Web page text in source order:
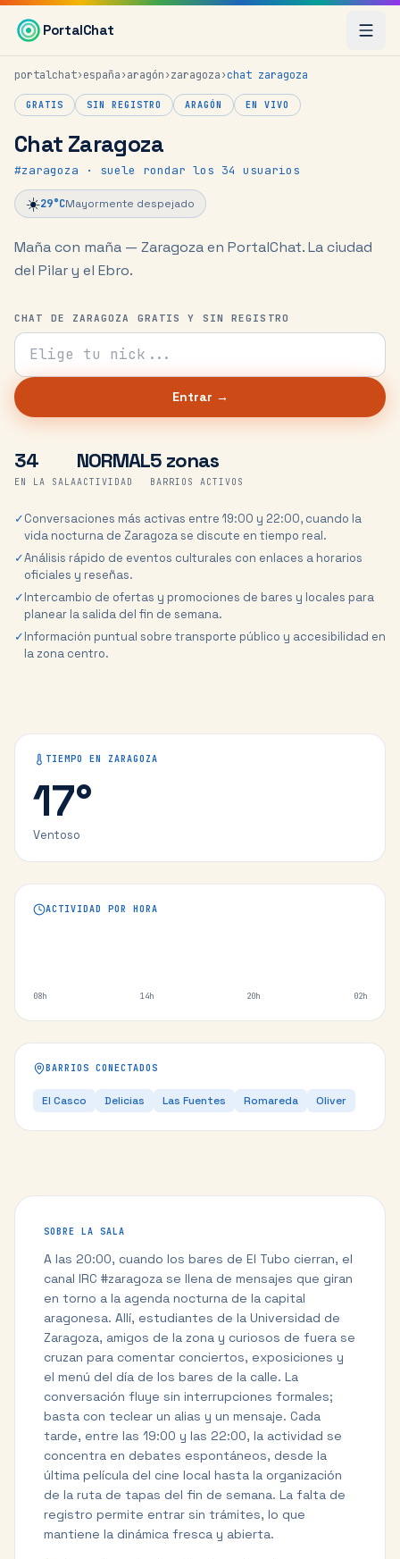
Saltar al contenido principal
PortalChat
portalchat›españa›aragón›zaragoza›chat zaragoza
GRATIS SIN REGISTRO ARAGÓN EN VIVO
Chat Zaragoza
#zaragoza · suele rondar los 34 usuarios
☀️29°CMayormente despejado
Maña con maña — Zaragoza en PortalChat.La ciudad
del Pilar y el Ebro.
CHAT DE ZARAGOZA GRATIS Y SIN REGISTRO
Tu nick para el chat
Entrar →
34
EN LA SALA
NORMAL
ACTIVIDAD
5 zonas
BARRIOS ACTIVOS
✓Conversaciones más activas entre 19:00 y 22:00, cuando la
vida nocturna de Zaragoza se discute en tiempo real.
✓Análisis rápido de eventos culturales con enlaces a horarios
oficiales y reseñas.
✓Intercambio de ofertas y promociones de bares y locales para
planear la salida del fin de semana.
✓Información puntual sobre transporte público y accesibilidad en
la zona centro.
TIEMPO EN ZARAGOZA
17°
Ventoso
ACTIVIDAD POR HORA
08h 14h 20h 02h
BARRIOS CONECTADOS
El Casco Delicias Las Fuentes Romareda Oliver
SOBRE LA SALA
A las 20:00, cuando los bares de El Tubo cierran, el
canal IRC #zaragoza se llena de mensajes que giran
en torno a la agenda nocturna de la capital
aragonesa. Allí, estudiantes de la Universidad de
Zaragoza, amigos de la zona y curiosos de fuera se
cruzan para comentar conciertos, exposiciones y
el menú del día de los bares de la calle. La
conversación fluye sin interrupciones formales;
basta con teclear un alias y un mensaje. Cada
tarde, entre las 19:00 y las 22:00, la actividad se
concentra en debates espontáneos, desde la
última película del cine local hasta la organización
de la ruta de tapas del fin de semana. La falta de
registro permite entrar sin trámites, lo que
mantiene la dinámica fresca y abierta.